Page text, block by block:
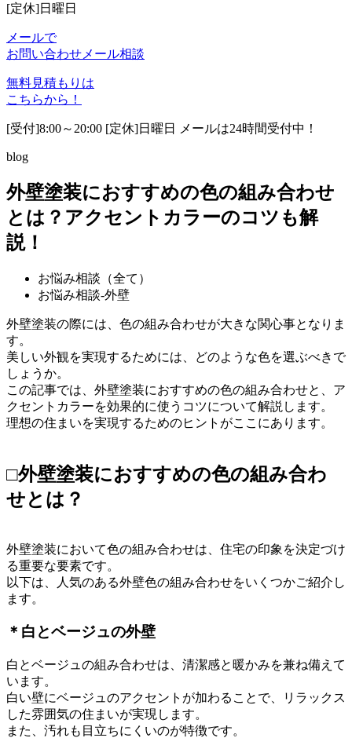
[定休]日曜日
メールで
お問い合わせ メール相談
無料見積もりは
こちらから！
[受付]8:00～20:00 [定休]日曜日 メールは24時間受付中！
blog
外壁塗装におすすめの色の組み合わせ
とは？アクセントカラーのコツも解
説！
お悩み相談（全て）
お悩み相談-外壁
外壁塗装の際には、色の組み合わせが大きな関心事となりま
す。
美しい外観を実現するためには、どのような色を選ぶべきで
しょうか。
この記事では、外壁塗装におすすめの色の組み合わせと、ア
クセントカラーを効果的に使うコツについて解説します。
理想の住まいを実現するためのヒントがここにあります。
□外壁塗装におすすめの色の組み合わ
せとは？
外壁塗装において色の組み合わせは、住宅の印象を決定づけ
る重要な要素です。
以下は、人気のある外壁色の組み合わせをいくつかご紹介し
ます。
＊白とベージュの外壁
白とベージュの組み合わせは、清潔感と暖かみを兼ね備えて
います。
白い壁にベージュのアクセントが加わることで、リラックス
した雰囲気の住まいが実現します。
また、汚れも目立ちにくいのが特徴です。